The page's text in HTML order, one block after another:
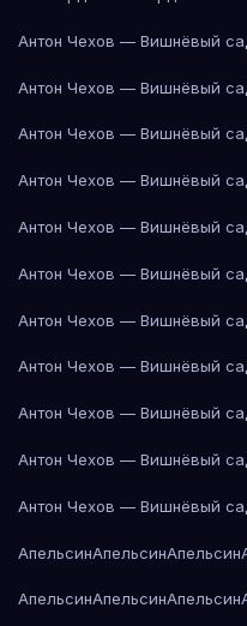
Антон Чехов — Вишнёвый
Антон Чехов — Вишнёвый
Антон Чехов — Вишнёвый
Антон Чехов — Вишнёвый
Антон Чехов — Вишнёвый
Антон Чехов — Вишнёвый
Антон Чехов — Вишнёвый
Антон Чехов — Вишнёвый
Антон Чехов — Вишнёвый
Антон Чехов — Вишнёвый
Антон Чехов — Вишнёвый
АпельсинАпельсинАпельсин
АпельсинАпельсинАпельсин